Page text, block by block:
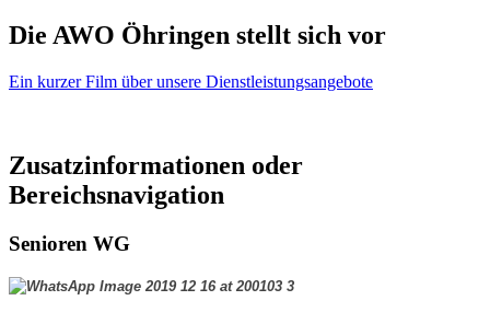
Die AWO Öhringen stellt sich vor
Ein kurzer Film über unsere Dienstleistungsangebote
Zusatzinformationen oder
Bereichsnavigation
Senioren WG